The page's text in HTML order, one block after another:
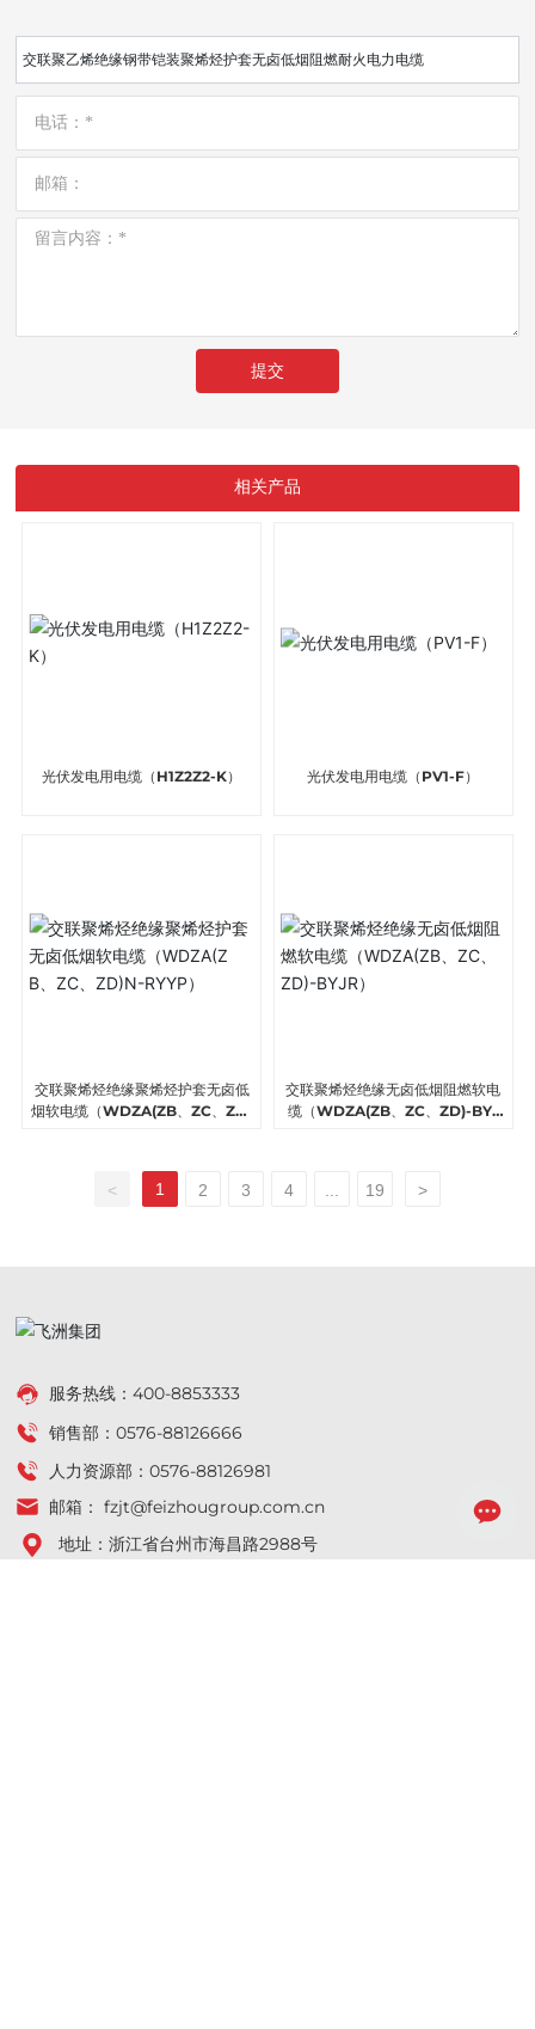
交联聚乙烯绝缘钢带铠装聚烯烃护套无卤低烟阻燃耐火电力电缆
提交
相关产品
光伏发电用电缆（H1Z2Z2-K） 光伏发电用电缆（PV1-F）
交联聚烯烃绝缘聚烯烃护套无卤低
烟软电缆（WDZA(ZB、ZC、ZD)
交联聚烯烃绝缘无卤低烟阻燃软电
缆（WDZA(ZB、ZC、ZD)-BYJ
< 1 2 3 4 19 >
服务热线：400-8853333
销售部：0576-88126666
人力资源部：0576-88126981
邮箱： fzjt@feizhougroup.com.cn
地址：浙江省台州市海昌路2988号